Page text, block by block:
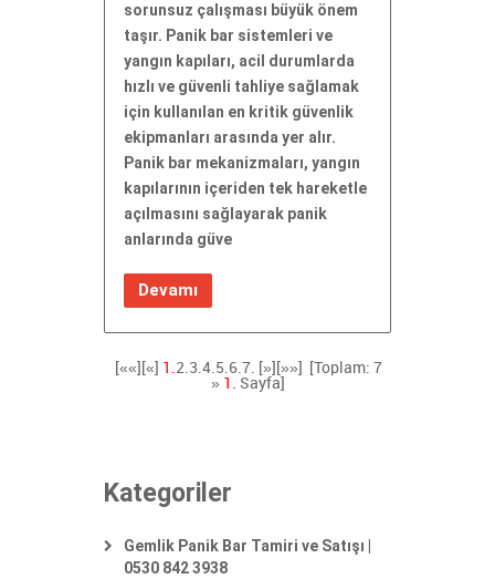
sorunsuz çalışması büyük önem
taşır. Panik bar sistemleri ve
yangın kapıları, acil durumlarda
hızlı ve güvenli tahliye sağlamak
için kullanılan en kritik güvenlik
ekipmanları arasında yer alır.
Panik bar mekanizmaları, yangın
kapılarının içeriden tek hareketle
açılmasını sağlayarak panik
anlarında güve
Devamı
[««][«] 1.2.3.4.5.6.7. [»] [»»]
[Toplam: 7
» 1. Sayfa]
Kategoriler
Gemlik Panik Bar Tamiri ve Satışı |
0530 842 3938